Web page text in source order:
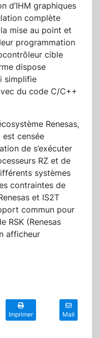
d’IHM graphiques
complète
mise au point et
programmation
cible
dispose
simplifie
du code C/C++
Renesas,
est censée
de s’exécuter
RZ et de
systèmes
contraintes de
et IS2T
commun pour
RSK (Renesas
afficheur
Imprimer Mail